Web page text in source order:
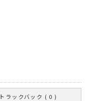
トラックバック ( 0 )